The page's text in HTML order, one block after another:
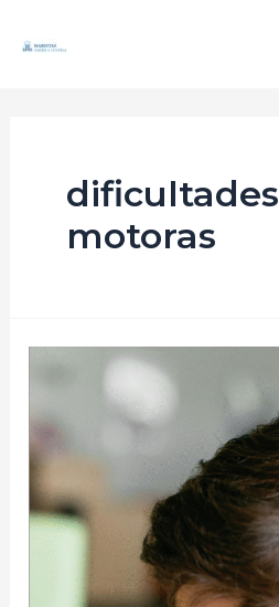
dificultades
motoras